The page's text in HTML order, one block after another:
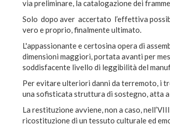
via preliminare, la catalogazione dei
Solo dopo aver accertato l’effettiva
vero e proprio, finalmente ultimato.
L'appassionante e certosina opera di
dimensioni maggiori, portata avanti per
soddisfacente livello di leggibilità del
Per evitare ulteriori danni da terremoto, i
una sofisticata struttura di sostegno, atta
La restituzione avviene, non a caso,
ricostituzione di un tessuto culturale ed